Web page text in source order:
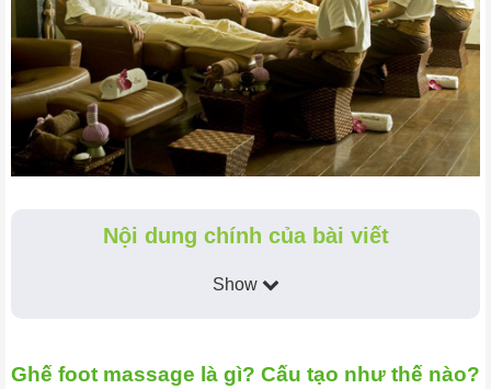
Nội dung chính của bài viết
Show
Ghế foot massage là gì? Cấu tạo như thế nào?